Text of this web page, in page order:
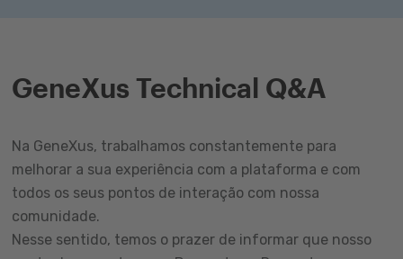
GeneXus Technical Q&A
Na GeneXus, trabalhamos constantemente para
melhorar a sua experiência com a plataforma e com
todos os seus pontos de interação com nossa
comunidade.
Nesse sentido, temos o prazer de informar que nosso